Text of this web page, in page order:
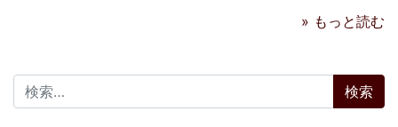
» もっと読む
検索: